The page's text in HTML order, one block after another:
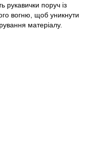
рукавички поруч із
вогню, щоб уникнути
матеріалу.